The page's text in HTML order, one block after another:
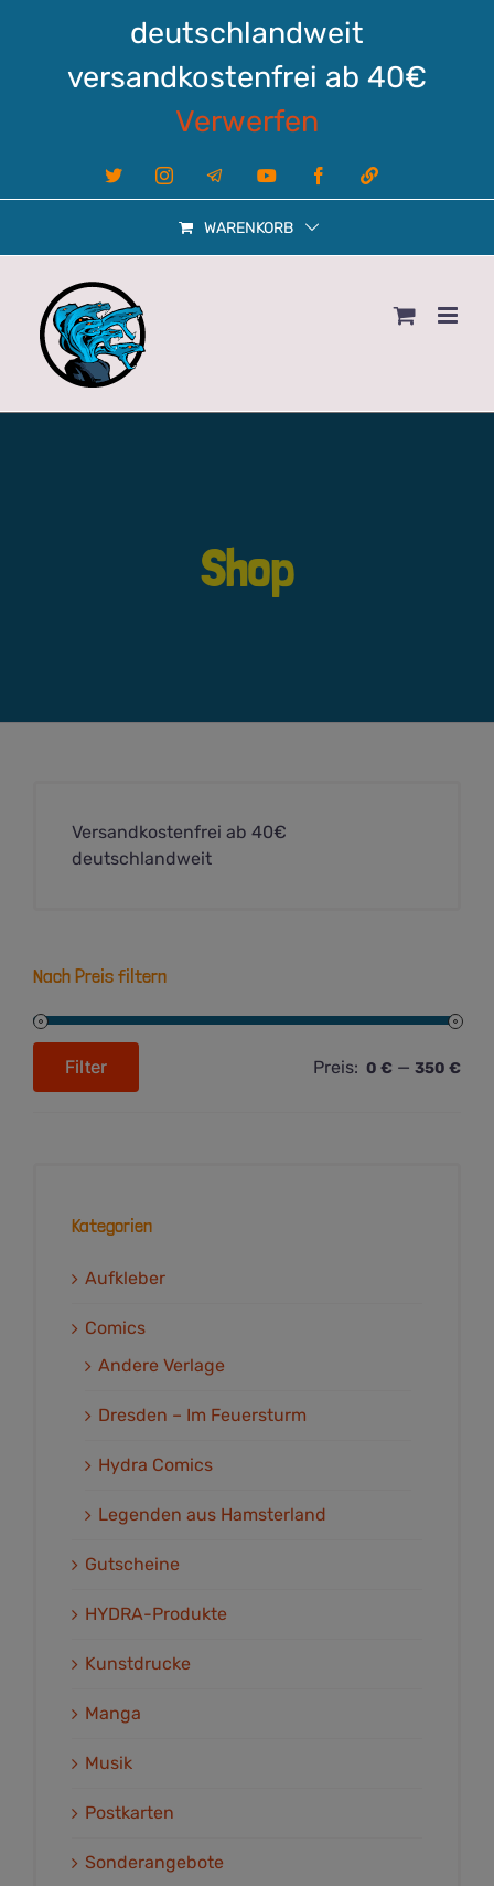
deutschlandweit
versandkostenfrei ab 40€
Verwerfen
X InstagramTelegram YouTube FacebookLinktree
WARENKORB
Shop
Versandkostenfrei ab 40€
deutschlandweit
Nach Preis filtern
Max.
Filter Preis: 0 € — 350 €
Kategorien
Aufkleber
Comics
Andere Verlage
Dresden – Im Feuersturm
Hydra Comics
Legenden aus Hamsterland
Gutscheine
HYDRA-Produkte
Kunstdrucke
Manga
Musik
Postkarten
Sonderangebote